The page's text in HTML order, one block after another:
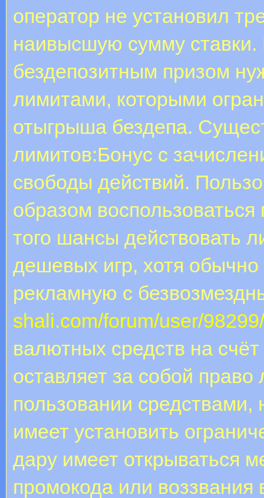
оператор не установил
наивысшую сумму ставки.
бездепозитным призом
лимитами, которыми
отыгрыша бездепа.
лимитов:Бонус с
свободы действий.
образом
того шансы действовать
дешевых игр, хотя обычно
рекламную с
shali.com/forum/user/98299/
валютных средств на
оставляет за собой
пользовании
имеет установить
дару имеет открываться
промокода или